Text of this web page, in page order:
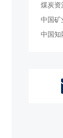
煤炭资
中国矿
中国知